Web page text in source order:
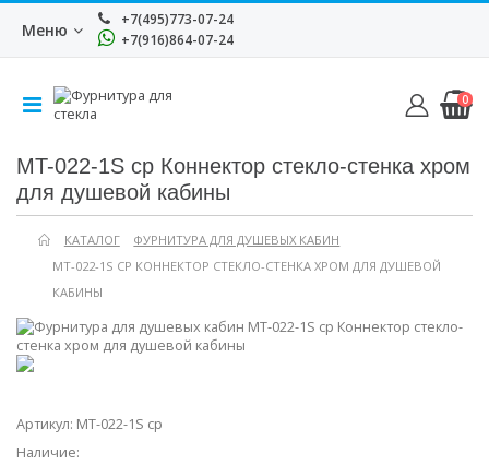
Меню
+7(495)773-07-24
+7(916)864-07-24
0
MT-022-1S cp Коннектор стекло-стенка хром
для душевой кабины
КАТАЛОГ
ФУРНИТУРА ДЛЯ ДУШЕВЫХ КАБИН
MT-022-1S CP КОННЕКТОР СТЕКЛО-СТЕНКА ХРОМ ДЛЯ ДУШЕВОЙ
КАБИНЫ
Артикул: MT-022-1S cp
Наличие: